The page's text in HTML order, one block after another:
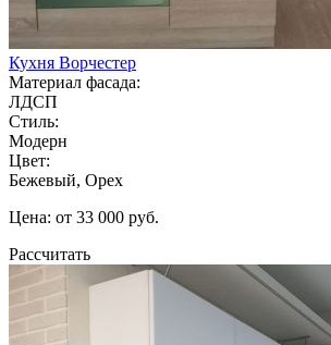
Кухня Ворчестер
Материал фасада:
ЛДСП
Стиль:
Модерн
Цвет:
Бежевый, Орех
Цена: от 33 000 руб.
Рассчитать